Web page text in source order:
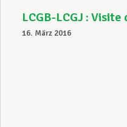
LCGB-LCGJ :
16. März 2016